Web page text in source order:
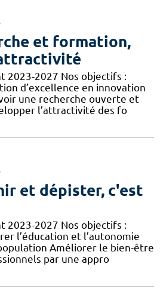
et formation,
2023-2027 Nos objectifs :
d’excellence en innovation
une recherche ouverte et
l’attractivité des fo
et dépister, c'est
2023-2027 Nos objectifs :
l’éducation et l’autonomie
Améliorer le bien-être
par une appro